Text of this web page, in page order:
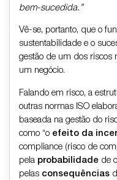
bem-sucedida.”
Vê-se, portanto, que o
sustentabilidade e o
gestão de um dos riscos
um negócio.
Falando em risco, a
outras normas ISO
baseada na gestão do
como “o efeito da
compliance (risco de
pela probabilidade de
pelas consequências